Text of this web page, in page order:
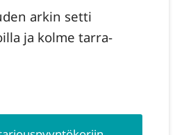
arkin setti
ja kolme tarra-